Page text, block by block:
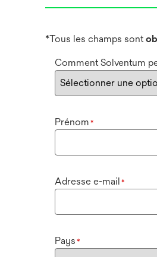
*Tous les champs sont
Comment Solventum
Prénom *
Adresse e-mail *
Pays *